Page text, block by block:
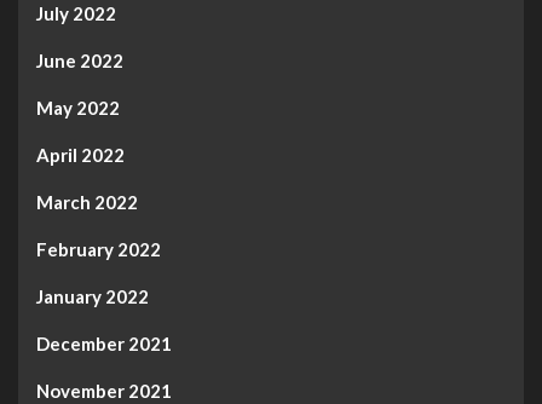
July 2022
June 2022
May 2022
April 2022
March 2022
February 2022
January 2022
December 2021
November 2021